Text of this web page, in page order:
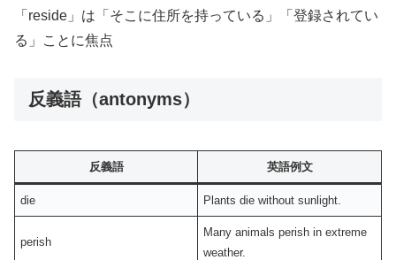
「reside」は「そこに住所を持っている」「登録されてい
る」ことに焦点
反義語（antonyms）
反義語 英語例文
die Plants die without sunlight.
perish
Many animals perish in extreme
weather.